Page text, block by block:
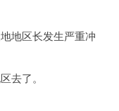
地区长发生严重冲
去了。